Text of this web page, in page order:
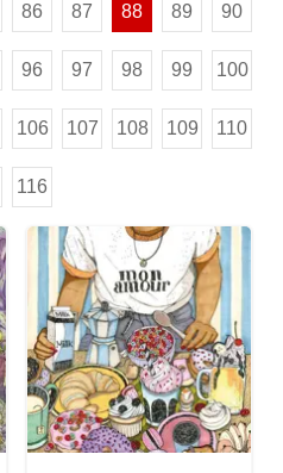
86 87 88 89 90
96 97 98 99 100
106 107 108 109 110
116